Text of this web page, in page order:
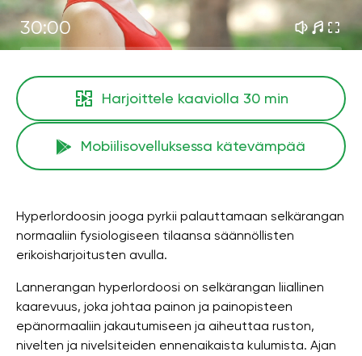
30:00
Harjoittele kaaviolla 30 min
Mobiilisovelluksessa kätevämpää
Hyperlordoosin jooga pyrkii palauttamaan selkärangan
normaaliin fysiologiseen tilaansa säännöllisten
erikoisharjoitusten avulla.
Lannerangan hyperlordoosi on selkärangan liiallinen
kaarevuus, joka johtaa painon ja painopisteen
epänormaaliin jakautumiseen ja aiheuttaa ruston,
nivelten ja nivelsiteiden ennenaikaista kulumista. Ajan